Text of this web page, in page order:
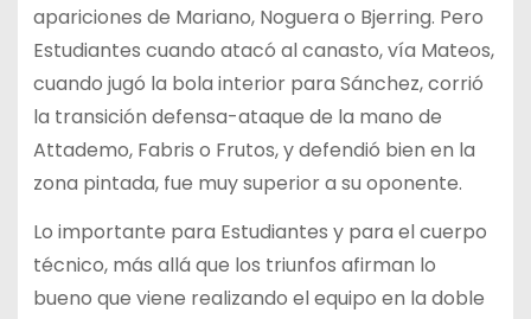
apariciones de Mariano, Noguera o Bjerring. Pero
Estudiantes cuando atacó al canasto, vía Mateos,
cuando jugó la bola interior para Sánchez, corrió
la transición defensa-ataque de la mano de
Attademo, Fabris o Frutos, y defendió bien en la
zona pintada, fue muy superior a su oponente.
Lo importante para Estudiantes y para el cuerpo
técnico, más allá que los triunfos afirman lo
bueno que viene realizando el equipo en la doble